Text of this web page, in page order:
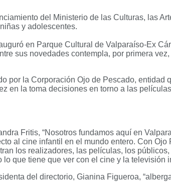
del Ministerio de las Culturas, las
y adolescentes.
en Parque Cultural de Valparaíso-Ex
sus novedades contempla, por primera
por la Corporación Ojo de Pescado,
en la toma decisiones en torno a las
Fritis, “Nosotros fundamos aquí en
al cine infantil en el mundo entero. Con
los realizadores, las películas, los
que tiene que ver con el cine y la televisión
del directorio, Gianina Figueroa,